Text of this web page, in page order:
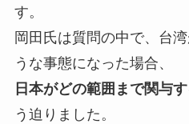
す。
岡田氏は質問の中で、台
うな事態になった場合、
日本がどの範囲まで関与
う迫りました。